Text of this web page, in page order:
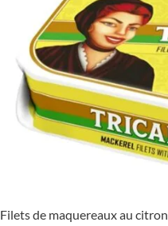
Filets de maquereaux au